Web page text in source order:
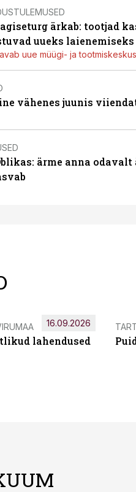
ärkab: tootjad
uueks laienemiseks
uue müügi- ja
vähenes juunis
ärme anna
lahendused
16.09.2026